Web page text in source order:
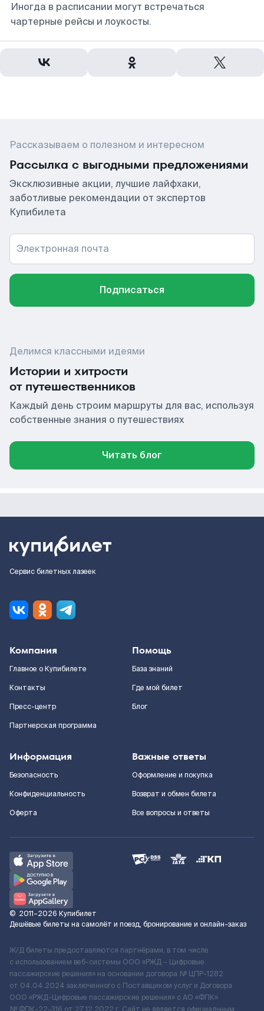
Иногда в расписании могут встречаться
чартерные рейсы и лоукосты.
Рассказываем о полезном и интересном
Рассылка с выгодными предложениями
Эксклюзивные акции, лучшие лайфхаки,
заботливые рекомендации от экспертов
Купибилета
Электронная почта
Подписаться
Делимся классными идеями
Истории и хитрости
от путешественников
Каждый день строим маршруты для вас, используя
собственные знания о путешествиях
Читать блог
Сервис билетных лазеек
Компания
Главное о Купибилете
Контакты
Пресс-центр
Партнерская программа
Помощь
База знаний
Где мой билет
Блог
Информация
Безопасность
Конфиденциальность
Оферта
Важные ответы
Оформление и покупка
Возврат и обмен билета
Все вопросы и ответы
© 2011–2026 Купибилет
Дешёвые билеты на самолёт и поезд, бронирование и онлайн-заказ
Ж/Д билеты предоставляются партнёрами, в том числе
с использованием веб-системы ООО «РЖД – Цифровые
пассажирские решения» на основании договора № ЦПР-1282
от 04.04.2024 заключенного с Поставщиком услуг и Договора
ООО «РЖД-Цифровые пассажирские решения» c АО «ФПК»